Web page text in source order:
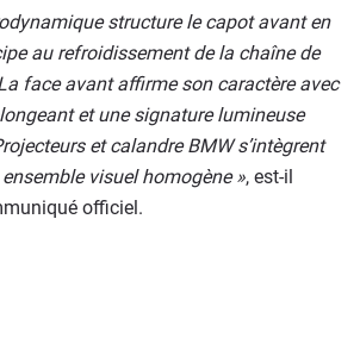
structure le capot avant en
au refroidissement de la chaîne de
face avant affirme son caractère avec
et une signature lumineuse
et calandre BMW s’intègrent
visuel homogène », est-il
officiel.